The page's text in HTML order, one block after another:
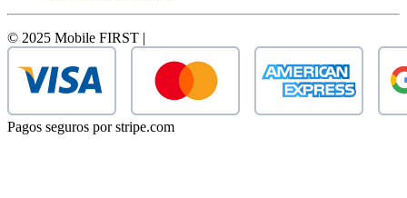
© 2025 Mobile FIRST |
Pagos seguros por stripe.com